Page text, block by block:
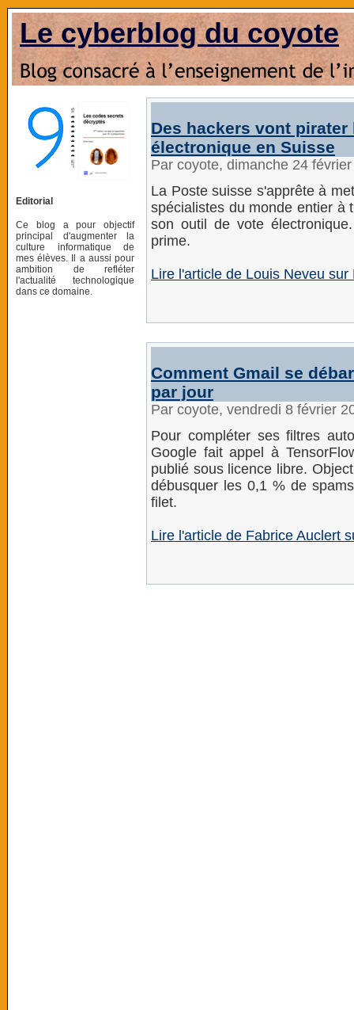
Le cyberblog du coyote
Editorial
Ce blog a pour objectif
principal d'augmenter la
culture informatique de
mes élèves. Il a aussi pour
ambition de refléter
l'actualité technologique
dans ce domaine.
Des hackers vont
électronique en Suisse
Par coyote, dimanche 24
La Poste suisse s'apprête à
spécialistes du monde entier à
son outil de vote
prime.
Lire l'article de Louis Neveu sur
Comment Gmail se
par jour
Par coyote, vendredi 8 février
Pour compléter ses filtres
Google fait appel à
publié sous licence libre.
débusquer les 0,1 % de
filet.
Lire l'article de Fabrice Auclert